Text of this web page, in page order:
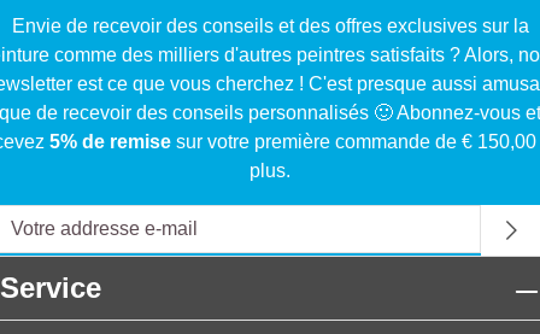
Envie de recevoir des conseils et des offres exclusives sur la
comme des milliers d'autres peintres satisfaits ? Alors,
est ce que vous cherchez ! C'est presque aussi
que de recevoir des conseils personnalisés 🙂 Abonnez-vous et
5% de remise sur votre première commande de € 150,00
plus.
Service